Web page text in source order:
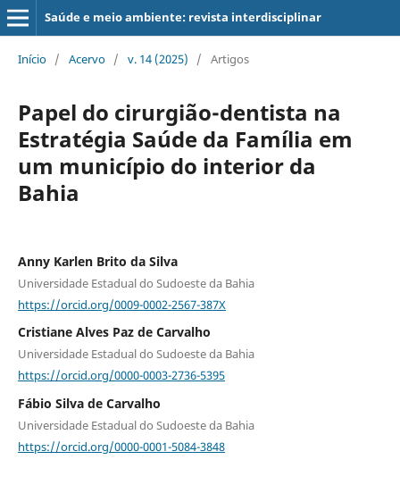
Saúde e meio ambiente: revista interdisciplinar
Início / Acervo / v. 14 (2025) / Artigos
Papel do cirurgião-dentista na
Estratégia Saúde da Família em
um município do interior da
Bahia
Anny Karlen Brito da Silva
Universidade Estadual do Sudoeste da Bahia
https://orcid.org/0009-0002-2567-387X
Cristiane Alves Paz de Carvalho
Universidade Estadual do Sudoeste da Bahia
https://orcid.org/0000-0003-2736-5395
Fábio Silva de Carvalho
Universidade Estadual do Sudoeste da Bahia
https://orcid.org/0000-0001-5084-3848